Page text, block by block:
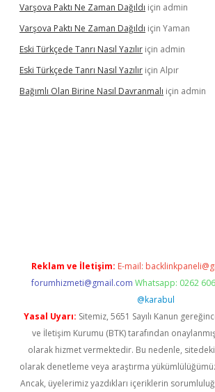
Varşova Paktı Ne Zaman Dağıldı için admin
Varşova Paktı Ne Zaman Dağıldı için Yaman
Eski Türkçede Tanrı Nasıl Yazılır için admin
Eski Türkçede Tanrı Nasıl Yazılır için Alpır
Bağımlı Olan Birine Nasıl Davranmalı için admin
Reklam ve İletişim: E-mail:
forumhizmeti@gmail.com Whatsapp: 0262
@karabul
Yasal Uyarı: Sitemiz, 5651 Sayılı Kanun
ve İletişim Kurumu (BTK) tarafından
olarak hizmet vermektedir. Bu nedenle,
olarak denetleme veya araştırma
Ancak, üyelerimiz yazdıkları içeriklerin